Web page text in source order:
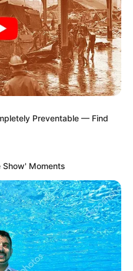
Preventable — Find
Moments